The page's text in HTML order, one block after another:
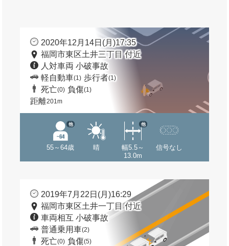
2020年12月14日(月)17:35
福岡市東区土井三丁目 付近
人対車両 小破事故
軽自動車(1) 歩行者(1)
死亡(0) 負傷(1)
距離201m
55～64歳
他
晴
幅5.5～
13.0m
他
信号なし
2019年7月22日(月)16:29
福岡市東区土井一丁目 付近
車両相互 小破事故
普通乗用車(2)
死亡(0) 負傷(5)